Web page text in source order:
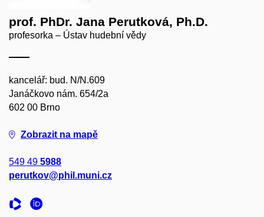
prof. PhDr. Jana Perutková, Ph.D.
profesorka – Ústav hudební vědy
kancelář: bud. N/N.609
Janáčkovo nám. 654/2a
602 00 Brno
Zobrazit na mapě
549 49 5988
perutkov@phil.muni.cz